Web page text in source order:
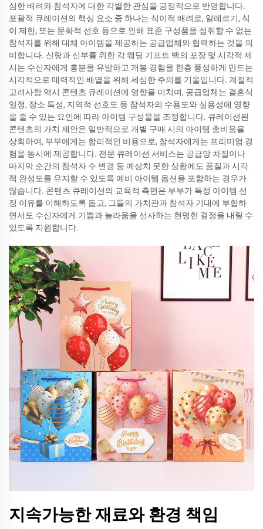
심한 배려와 참석자에 대한 각별한 관심을 긍정적으로 반영합니다.
포괄적 큐레이션의 핵심 요소 중 하나는 식이적 배려로, 알레르기, 식
이 제한, 또는 문화적 선호 등으로 인해 표준 구성품을 섭취할 수 없는
참석자를 위해 대체 아이템을 제공하는 공급업체와 협력하는 것을 의
미합니다. 신랑과 신부를 위한 각 웨딩 기프트 백의 포장 및 시각적 제
시는 수신자에게 흥분을 유발하고 개봉 경험을 한층 풍성하게 만드는
시각적으로 매력적인 배열을 위해 세심한 주의를 기울입니다. 계절적
고려사항 역시 콘텐츠 큐레이션에 영향을 미치며, 공급업체는 결혼식
일정, 장소 특성, 지역적 선호도 등 참석자의 수용도와 실용성에 영향
을 줄 수 있는 요인에 따라 아이템 구성물을 조정합니다. 큐레이션된
콘텐츠의 가치 제안은 일반적으로 개별 구매 시의 아이템 총비용을
상회하여, 부부에게는 합리적인 비용으로, 참석자에게는 프리미엄 경
험을 동시에 제공합니다. 전문 큐레이션 서비스는 공급망 차질이나
마지막 순간의 참석자 수 변경 등 예상치 못한 상황에도 품질과 시각
적 완성도를 유지할 수 있도록 예비 아이템 옵션을 포함하는 경우가
많습니다. 콘텐츠 큐레이션의 교육적 측면은 부부가 특정 아이템 선
정 이유를 이해하도록 돕고, 그들의 가치관과 참석자 기대에 부합하
면서도 수신자에게 기쁨과 놀라움을 선사하는 현명한 결정을 내릴 수
있도록 지원합니다.
지속가능한 재료와 환경 책임